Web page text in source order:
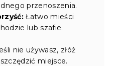
przenoszenia.
Łatwo mieści
lub szafie.
nie używasz, złóż
miejsce.